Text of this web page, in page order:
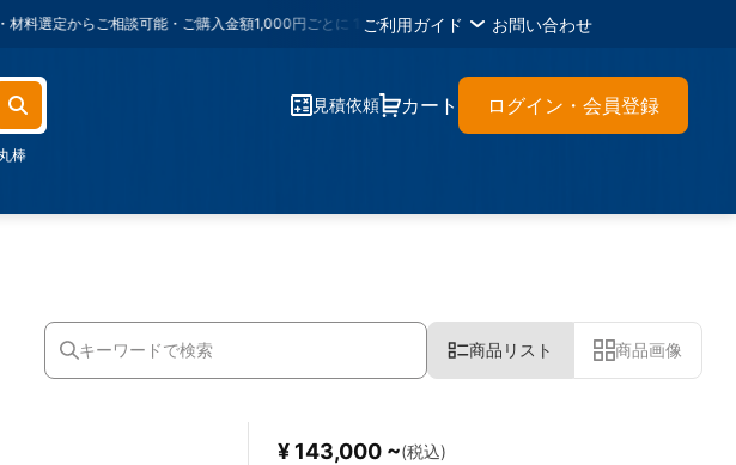
らご相談可能・ご購入金額1,000円ごとに1メタルポイント ・各種書類のＤＬが可能・材料に困ったらイーメタ
ご利用ガイド お問い合わせ
棒
見積依頼 カート ログイン・会員登録
商品リスト 商品画像
¥ 143,000 ~(税込)